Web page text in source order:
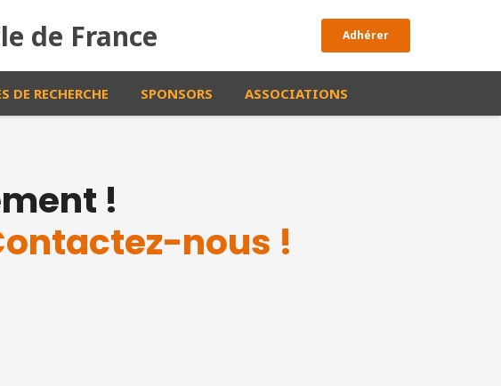
de France Adhérer
DE RECHERCHE SPONSORS ASSOCIATIONS
!
nous !